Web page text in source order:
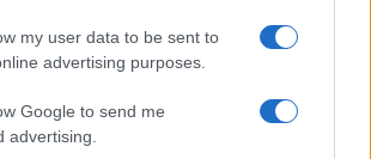
my user data to be sent to
advertising purposes.
Google to send me
advertising.
az összes tagozat díjazottjaitól
munka, amelyeket képtelenség koherens